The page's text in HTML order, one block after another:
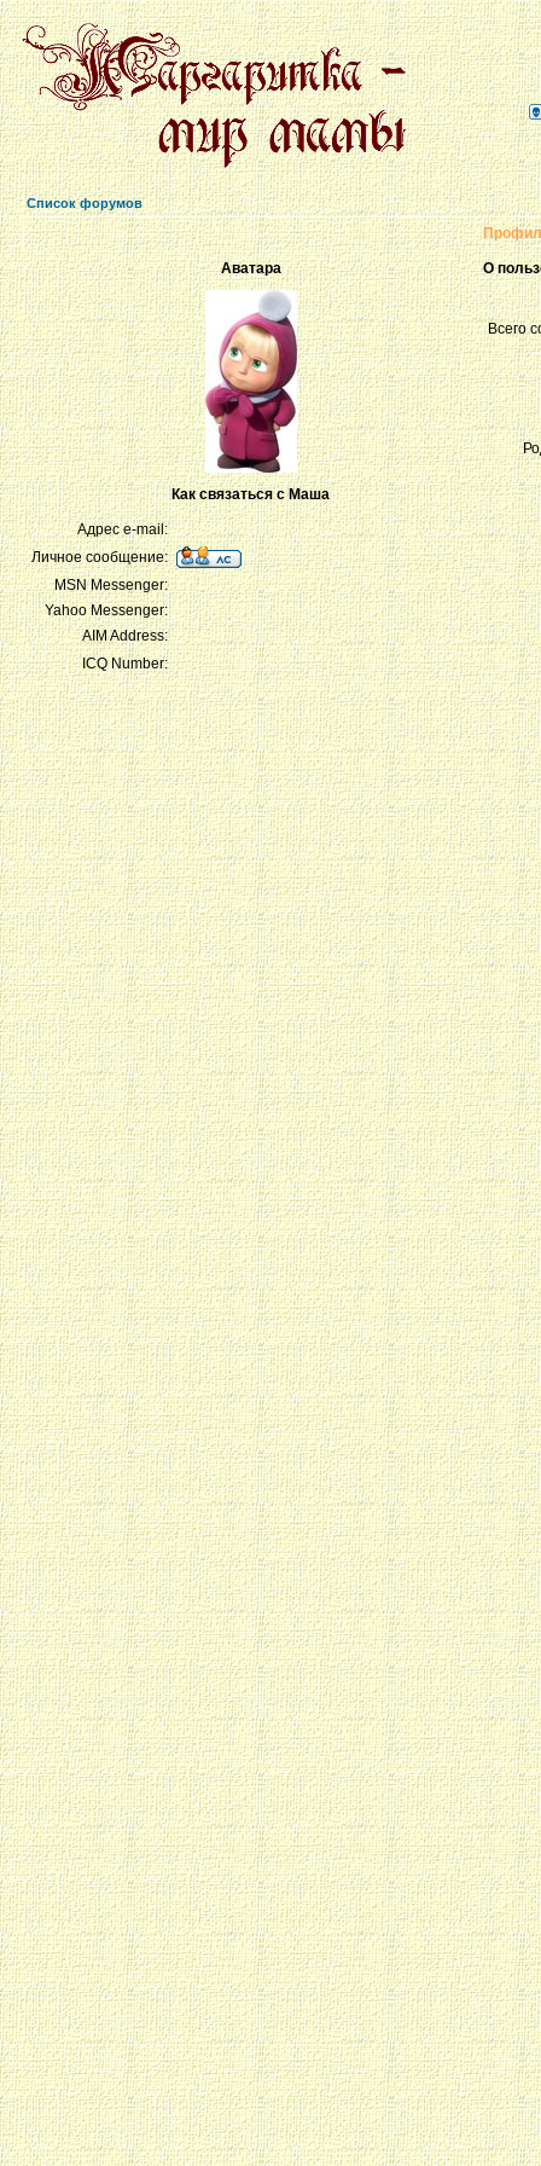
Список форумов
Аватара О
Всего
Как связаться с Маша
Адрес e-mail:
Личное сообщение:
MSN Messenger:
Yahoo Messenger:
AIM Address:
ICQ Number: